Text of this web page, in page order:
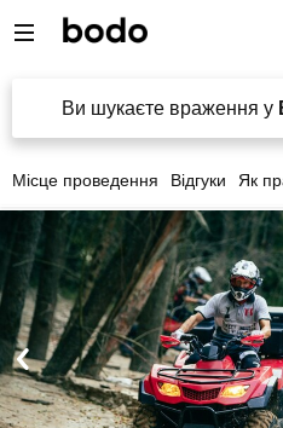
Ви шукаєте враження у
Місце проведення Відгуки Як